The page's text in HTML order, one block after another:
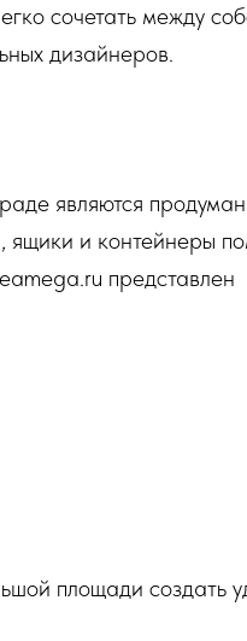
сочетать между
дизайнеров.
являются
и контейнеры
представлен
площади создать